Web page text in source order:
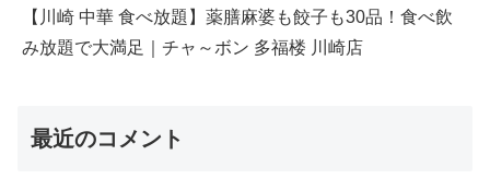
【川崎 中華 食べ放題】薬膳麻婆も餃子も30品！食べ飲
み放題で大満足｜チャ～ボン 多福楼 川崎店
最近のコメント